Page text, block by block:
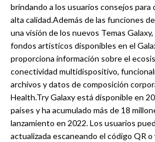
brindando a los usuarios consejos
alta calidad.Además de las funciones
una visión de los nuevos Temas
fondos artísticos disponibles en el
proporciona información sobre el
conectividad multidispositivo,
archivos y datos de composición
Health.Try Galaxy está disponible en
países y ha acumulado más de 18
lanzamiento en 2022. Los usuarios
actualizada escaneando el código QR